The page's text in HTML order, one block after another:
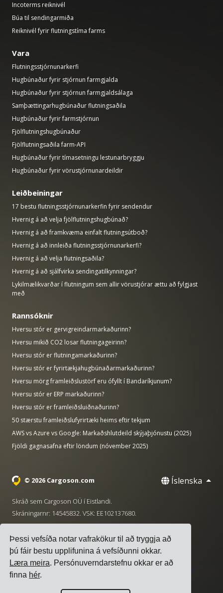
Þessi vefsíða notar vafrakökur til að tryggja að
þú fáir bestu upplifunina á vefsíðunni okkar.
Læra meira. Persónuverndarstefnu okkar er að
finna hér.
Incoterms reiknivél
Búa til sendingarmiða
Reiknivél fyrir flutningstíma farms
Vara
Flutningsstjórnunarkerfi
Hugbúnaður fyrir stjórnun farmgjalda
Hugbúnaður fyrir stjórnun farmgjaldsálaga
Samþættingarhugbúnaður flutningsaðila
Hugbúnaður fyrir farmstjórnun
Fjölflutningshugbúnaður
Fjölflutningsaðila farm-API
Hugbúnaður fyrir tímasetningu lestunarbryggju
Hugbúnaður fyrir vörustjórnunardeildir
Leiðbeiningar
17 bestu flutningsstjórnunarkerfin fyrir sendendur
Hvernig á að velja fjölflutningshugbúnað?
Hvernig á að framkvæma einfalt flutningsútboð?
Hvernig á að innleiða flutningsstjórnunarkerfi?
Hvernig á að velja flutningsaðila?
Hvernig á að sjálfvirka sendingatilkynningar?
Lykilmælikvarðar í flutningum sem allir vörustjórar ættu að fylgjast
með
Rannsóknir
Hversu stór er gervigreindarmarkaðurinn?
Hversu mikið CO2 losar flutningageirinn?
Hversu stór er flutningamarkaðurinn?
Hversu stór er fyrirtækjahugbúnaðarmarkaðurinn?
Hversu mörg framleiðslustörf eru ófyllt í Bandaríkjunum?
Hversu stór er ERP markaðurinn?
Hversu stór er framleiðsluiðnaðurinn?
50 stærstu framleiðslufyrirtæki heims eftir tekjum
AWS vs Azure vs Google: Markaðshlutdeild skýjaþjónustu (2025)
Fjöldi gagnasafna eftir löndum (nóvember 2025)
© 2026 Cargoson.com Íslenska
Skráð sem Cargoson OÜ í Eistlandi.
Skráningarnr: 14545832. VSK: EE102137680.
+372 5555 0028
· hello@cargoson.com
Þjónustuskilmálar
Stefna um
vafrakökur